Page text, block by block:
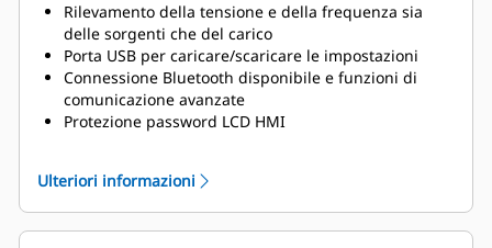
Rilevamento della tensione e della frequenza sia
delle sorgenti che del carico
Porta USB per caricare/scaricare le impostazioni
Connessione Bluetooth disponibile e funzioni di
comunicazione avanzate
Protezione password LCD HMI
Ulteriori informazioni